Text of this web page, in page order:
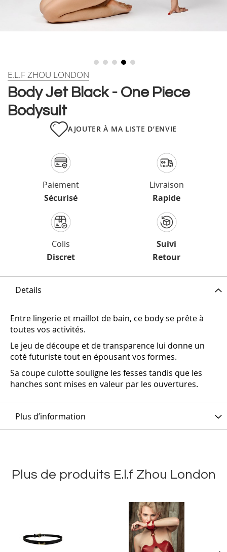
Skip
the
beginning
Body Jet Black - One Piece
Bodysuit
E.L.F ZHOU LONDON
AJOUTER À MA LISTE D’ENVIE
Paiement
Sécurisé
Livraison
Rapide
Colis
Discret
Suivi
Retour
Details
Entre lingerie et maillot de bain, ce body se prête à
toutes vos activités.
Le jeu de découpe et de transparence lui donne un
coté futuriste tout en épousant vos formes.
Sa coupe culotte souligne les fesses tandis que les
hanches sont mises en valeur par les ouvertures.
Plus d’information
Plus de produits E.l.f Zhou London